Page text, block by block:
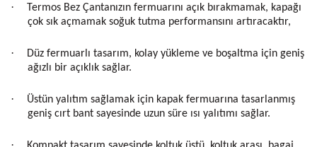
·
Termos Bez Çantanızın fermuarını açık bırakmamak, kapağı
çok sık açmamak soğuk tutma performansını artıracaktır,
·
Düz fermuarlı tasarım, kolay yükleme ve boşaltma için geniş
ağızlı bir açıklık sağlar.
·
Üstün yalıtım sağlamak için kapak fermuarına tasarlanmış
geniş cırt bant sayesinde uzun süre ısı yalıtımı sağlar.